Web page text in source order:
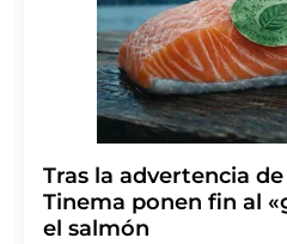
electrónico se incluye un enlace
suscripción al boletín
Tras la advertencia
Tinema ponen fin al
el salmón